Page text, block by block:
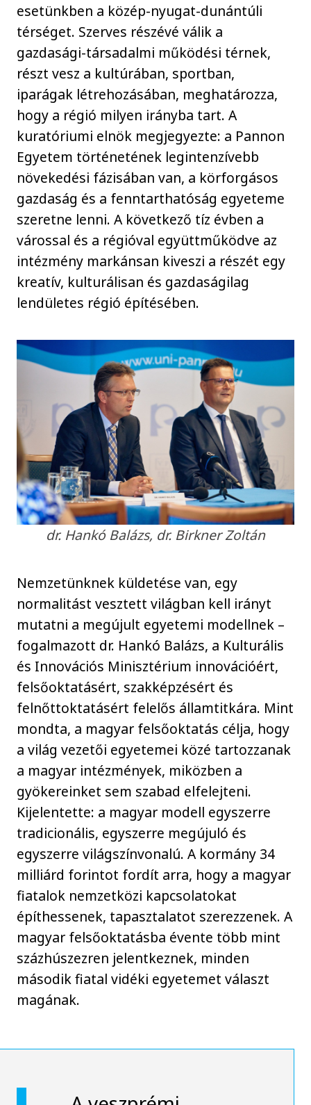
esetünkben a közép-nyugat-dunántúli
térséget. Szerves részévé válik a
gazdasági-társadalmi működési térnek,
részt vesz a kultúrában, sportban,
iparágak létrehozásában, meghatározza,
hogy a régió milyen irányba tart. A
kuratóriumi elnök megjegyezte: a Pannon
Egyetem történetének legintenzívebb
növekedési fázisában van, a körforgásos
gazdaság és a fenntarthatóság egyeteme
szeretne lenni. A következő tíz évben a
várossal és a régióval együttműködve az
intézmény markánsan kiveszi a részét egy
kreatív, kulturálisan és gazdaságilag
lendületes régió építésében.
dr. Hankó Balázs, dr. Birkner Zoltán
Nemzetünknek küldetése van, egy
normalitást vesztett világban kell irányt
mutatni a megújult egyetemi modellnek –
fogalmazott dr. Hankó Balázs, a Kulturális
és Innovációs Minisztérium innovációért,
felsőoktatásért, szakképzésért és
felnőttoktatásért felelős államtitkára. Mint
mondta, a magyar felsőoktatás célja, hogy
a világ vezetői egyetemei közé tartozzanak
a magyar intézmények, miközben a
gyökereinket sem szabad elfelejteni.
Kijelentette: a magyar modell egyszerre
tradicionális, egyszerre megújuló és
egyszerre világszínvonalú. A kormány 34
milliárd forintot fordít arra, hogy a magyar
fiatalok nemzetközi kapcsolatokat
építhessenek, tapasztalatot szerezzenek. A
magyar felsőoktatásba évente több mint
százhúszezren jelentkeznek, minden
második fiatal vidéki egyetemet választ
magának.